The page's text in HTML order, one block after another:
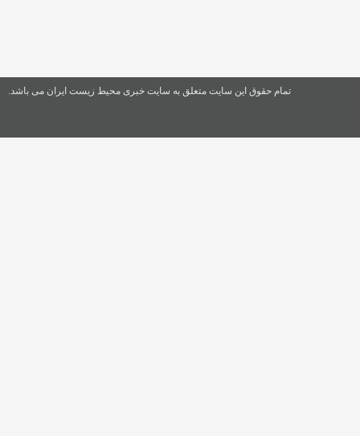
تمام حقوق این سایت متعلق به سایت خبری محیط زیست ایران می باشد.